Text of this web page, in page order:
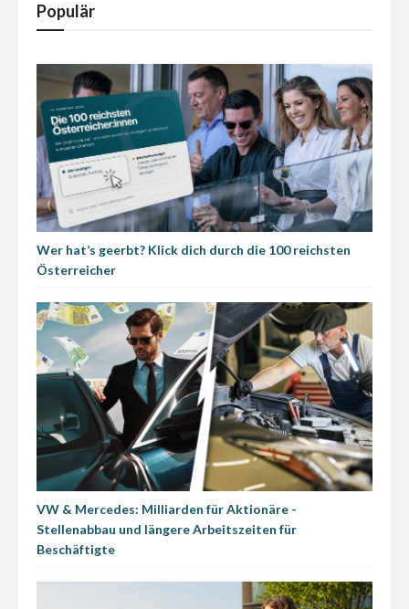
Populär
Wer hat’s geerbt? Klick dich durch die 100 reichsten
Österreicher
VW & Mercedes: Milliarden für Aktionäre -
Stellenabbau und längere Arbeitszeiten für
Beschäftigte